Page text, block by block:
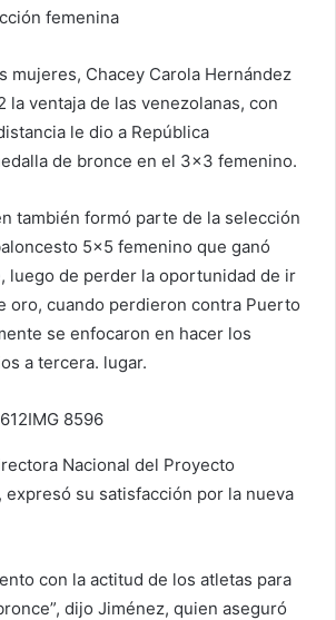
femenina
mujeres, Chacey Carola Hernández
la ventaja de las venezolanas, con
le dio a República
de bronce en el 3×3 femenino.
también formó parte de la selección
5×5 femenino que ganó
luego de perder la oportunidad de ir
oro, cuando perdieron contra Puerto
se enfocaron en hacer los
a tercera. lugar.
Nacional del Proyecto
su satisfacción por la nueva
con la actitud de los atletas para
dijo Jiménez, quien aseguró